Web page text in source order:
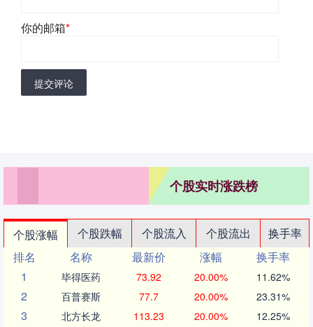
你的邮箱*
提交评论
个股实时涨跌榜
个股涨幅 个股跌幅 个股流入 个股流出
换手率
排名
名称 最新价 涨幅
换手率
1
毕得医药 73.92 20.00% 11.62%
2 百普赛斯 77.7 20.00% 23.31%
3 北方长龙 113.23 20.00% 12.25%